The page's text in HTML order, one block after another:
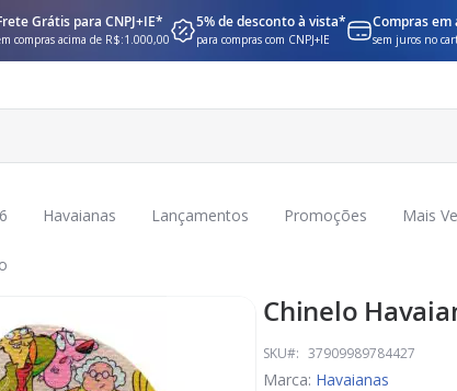
Grátis para CNPJ+IE*
compras acima de R$:1.000,00
5% de desconto à vista*
para compras com CNPJ+IE
Compras em
sem juros no
Havaianas Lançamentos Promoções Mais
Chinelo
SKU 37909989784427
Marca: Havaianas